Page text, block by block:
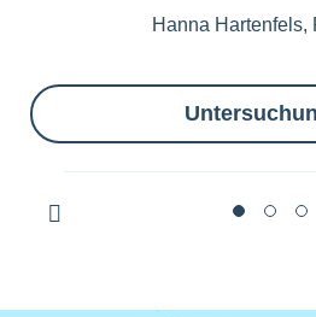
Hanna Hartenfels,